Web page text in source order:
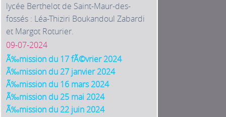
lycée Berthelot de Saint-Maur-des-
fossés : Léa-Thiziri Boukandoul Zabardi
et Margot Roturier.
09-07-2024
Ã‰mission du 17 fÃ©vrier 2024
Ã‰mission du 27 janvier 2024
Ã‰mission du 16 mars 2024
Ã‰mission du 25 mai 2024
Ã‰mission du 22 juin 2024